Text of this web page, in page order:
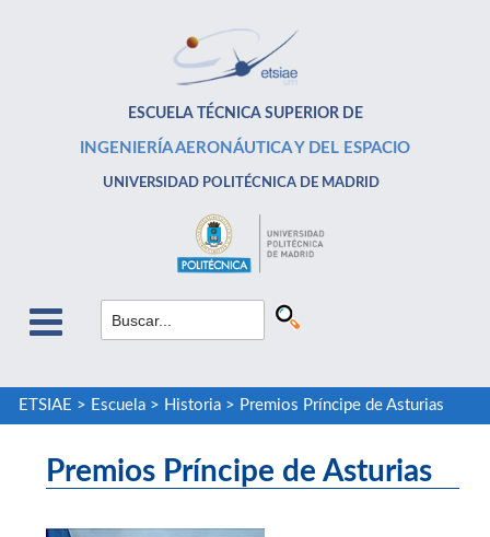
ESCUELA TÉCNICA SUPERIOR DE
INGENIERÍA AERONÁUTICA Y DEL ESPACIO
UNIVERSIDAD POLITÉCNICA DE MADRID
ETSIAE > Escuela> Historia> Premios Príncipe de Asturias
Premios Príncipe de Asturias